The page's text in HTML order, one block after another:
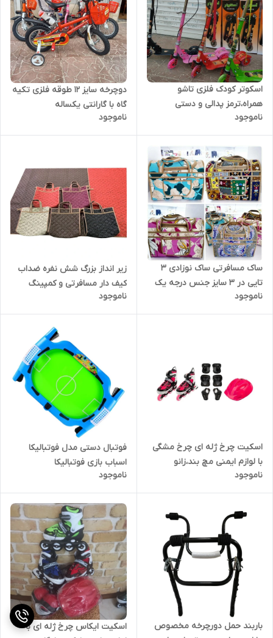
اسکوتر کودک فلزی تاشو
همراه،ترمز پدالی و دستی
ناموجود
دوچرخه سایز 12 طوقه فلزی تکیه
گاه با گارانتی یکساله
ناموجود
ساک مسافرتی ساک نوزادی 3
تایی در 3 سایز جنس درجه یک
ناموجود
زیر انداز بزرگ شش نفره ضداب
کیف دار مسافرتی و کمپینگ
ناموجود
اسکیت چرخ ژله ای چرخ مشگی
با لوازم ایمنی مچ بند،زانو
بند،ارنج بند،کلاه و کوله فوتبالی
ناموجود
فوتبال دستی مدل فوتبالیکا
اسباب بازی فوتبالیکا
ناموجود
باربند حمل دورچرخه مخصوص
اسکیت ایکاس چرخ ژله ای با